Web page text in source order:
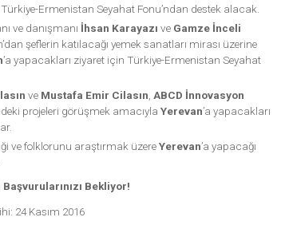
Ermenistan Seyahat Fonu’ndan destek alacak.
ve danışmanı İhsan Karayazı ve Gamze İnceli
şeflerin katılacağı yemek sanatları mirası üzerine
’a yapacakları ziyaret için Türkiye-Ermenistan Seyahat
ve Mustafa Emir Cilasın ABCD İnnovasyon
projeleri görüşmek amacıyla Yerevan’a yapacakları
ve folklorunu araştırmak üzereYerevan’a yapacağı
Bekliyor!
24 Kasım 2016